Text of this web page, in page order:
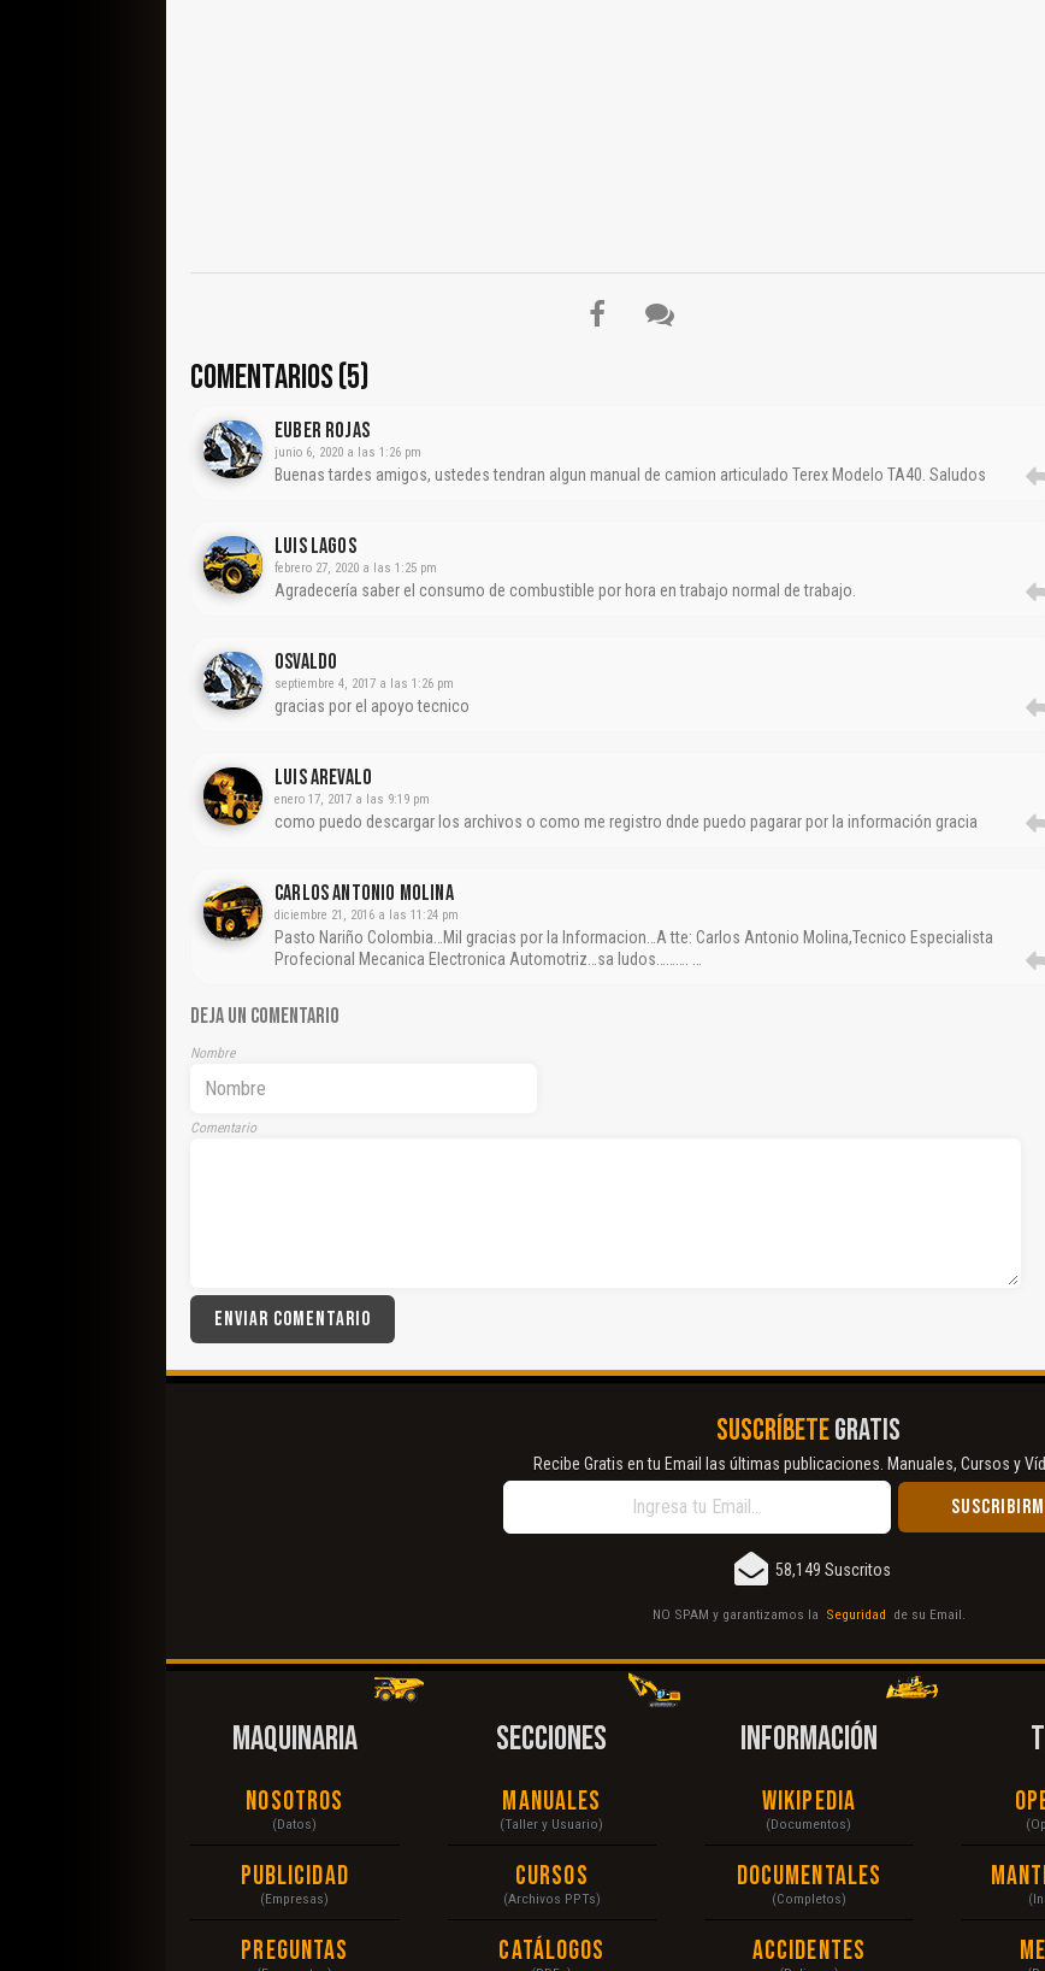
COMENTARIOS (5)
EUBER ROJAS
junio 6, 2020 a las 1:26 pm
Buenas tardes amigos, ustedes tendran algun manual de camion articulado Terex Modelo TA40. Saludos
Luis Lagos
febrero 27, 2020 a las 1:25 pm
Agradecería saber el consumo de combustible por hora en trabajo normal de trabajo.
Osvaldo
septiembre 4, 2017 a las 1:26 pm
gracias por el apoyo tecnico
Luis Arevalo
enero 17, 2017 a las 9:19 pm
como puedo descargar los archivos o como me registro dnde puedo pagarar por la información gracia
CARLOS ANTONIO MOLINA
diciembre 21, 2016 a las 11:24 pm
Pasto Nariño Colombia…Mil gracias por la Informacion…A tte: Carlos Antonio Molina,Tecnico Especialista
Profecional Mecanica Electronica Automotriz…sa ludos………. …
DEJA UN COMENTARIO
Nombre
Comentario
SUSCRÍBETEGRATIS
Recibe Gratis en tu Email las últimas publicaciones. Manuales, Cursos y
58,149 Suscritos
NO SPAM y garantizamos la Seguridad de su Email.
MAQUINARIA
Nosotros
(Datos)
Publicidad
(Empresas)
Preguntas
SECCIONES
Manuales
(Taller y Usuario)
Cursos
(Archivos PPTs)
Catálogos
INFORMACIÓN
Wikipedia
(Documentos)
Documentales
(Completos)
Accidentes
Texto o Imagen de portada son erróneos.
No carga o no se visualiza el contenido.